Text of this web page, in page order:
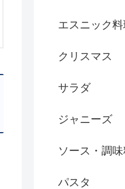
エスニック
クリスマス
サラダ
ジャニーズ
ソース・調
パスタ